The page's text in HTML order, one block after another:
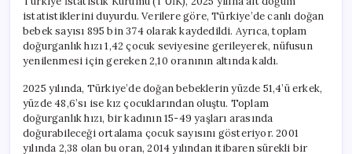
Eğitim
Seviyesi
Yükseldikçe
Doğurganlık
Azalıyor
istatistiklerini duyurdu. Verilere göre, Türkiye’de canlı doğan
bebek sayısı 895 bin 374 olarak kaydedildi. Ayrıca, toplam
doğurganlık hızı 1,42 çocuk seviyesine gerileyerek, nüfusun
yenilenmesi için gereken 2,10 oranının altında kaldı.
2025 yılında, Türkiye’de doğan bebeklerin yüzde 51,4’ü erkek,
yüzde 48,6’sı ise kız çocuklarından oluştu. Toplam
doğurganlık hızı, bir kadının 15-49 yaşları arasında
doğurabileceği ortalama çocuk sayısını gösteriyor. 2001
yılında 2,38 olan bu oran, 2014 yılından itibaren sürekli bir